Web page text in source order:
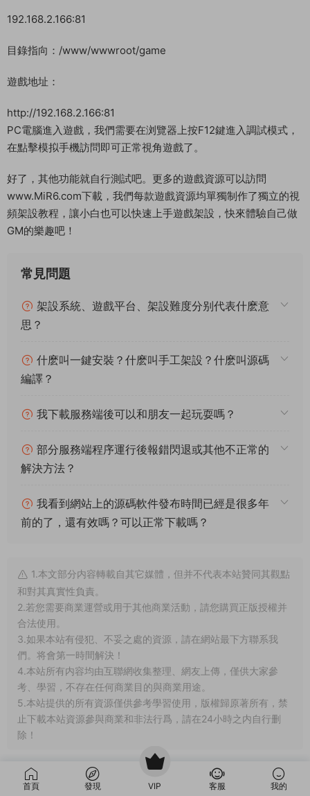
192.168.2.166:81
目錄指向：/www/wwwroot/game
遊戲地址：
http://192.168.2.166:81
PC電腦進入遊戲，我們需要在浏覽器上按F12鍵進入調試模式，
在點擊模拟手機訪問即可正常視角遊戲了。
好了，其他功能就自行測試吧。更多的遊戲資源可以訪問
www.MiR6.com下載，我們每款遊戲資源均單獨制作了獨立的視
頻架設教程，讓小白也可以快速上手遊戲架設，快來體驗自己做
GM的樂趣吧！
常見問題
架設系統、遊戲平台、架設難度分别代表什麽意
思？
什麽叫一鍵安裝？什麽叫手工架設？什麽叫源碼
編譯？
我下載服務端後可以和朋友一起玩耍嗎？
部分服務端程序運行後報錯閃退或其他不正常的
解決方法？
我看到網站上的源碼軟件發布時間已經是很多年
前的了，還有效嗎？可以正常下載嗎？
1.本文部分内容轉載自其它媒體，但并不代表本站贊同其觀點
和對其真實性負責。
2.若您需要商業運營或用于其他商業活動，請您購買正版授權并
合法使用。
3.如果本站有侵犯、不妥之處的資源，請在網站最下方聯系我
們。将會第一時間解決！
4.本站所有内容均由互聯網收集整理、網友上傳，僅供大家參
考、學習，不存在任何商業目的與商業用途。
5.本站提供的所有資源僅供參考學習使用，版權歸原著所有，禁
止下載本站資源參與商業和非法行爲，請在24小時之内自行删
除！
賞
首頁 發現 VIP 客服 我的